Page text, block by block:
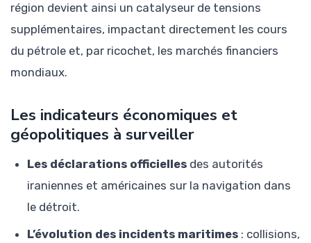
région devient ainsi un catalyseur de tensions
supplémentaires, impactant directement les cours
du pétrole et, par ricochet, les marchés financiers
mondiaux.
Les indicateurs économiques et
géopolitiques à surveiller
Les déclarations officielles des autorités
iraniennes et américaines sur la navigation dans
le détroit.
L’évolution des incidents maritimes : collisions,